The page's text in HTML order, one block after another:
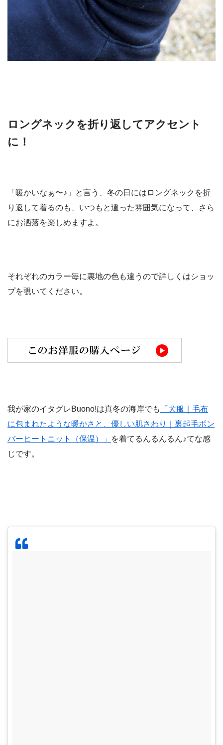
ロングネックを折り返してアクセント
に！
「暖かいなぁ〜♪」と言う、冬の日にはロングネックを折
り返して着るのも、いつもと違った雰囲気になって、さら
にお洒落を楽しめますよ。
それぞれのカラー毎に裏地の色も違うので詳しくはショッ
プを覗いてください。
我が家のイタグレBuono!は真冬の海岸でも
「犬服｜毛布
に包まれたような暖かさと、優しい肌さわり｜裏起毛ボン
バーヒートニット（保温）」
を着てるんるんるん♪てな感
じです。